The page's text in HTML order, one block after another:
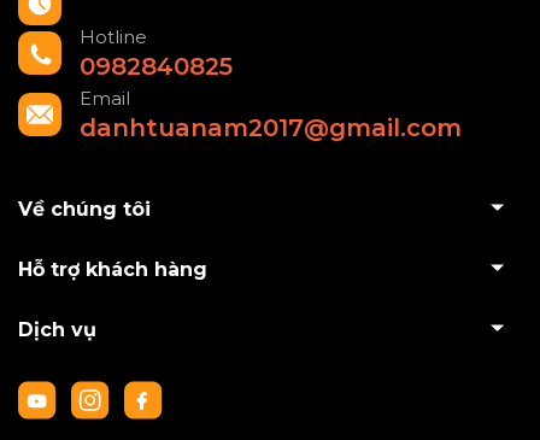
Hotline
0982840825
Email
danhtuanam2017@gmail.com
Về chúng tôi
Hỗ trợ khách hàng
Dịch vụ